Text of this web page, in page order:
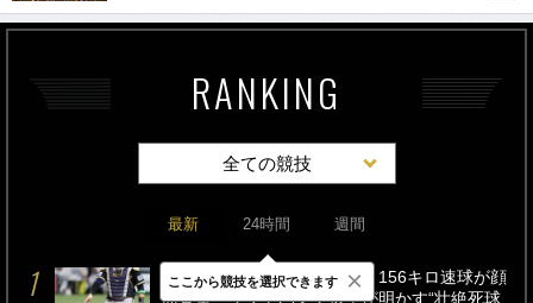
RANKING
全ての競技
最新 24時間 週間
「アゴ骨折、前歯折れて…」156キロ速球が顔
面直撃、ソフトバンク選手が明かす“壮絶死球
ここから競技を選択できます ×